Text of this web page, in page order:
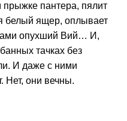
прыжке пантера, пялит
белый ящер, оплывает
опухший Вий… И,
тачках без
И даже с ними
Нет, они вечны.